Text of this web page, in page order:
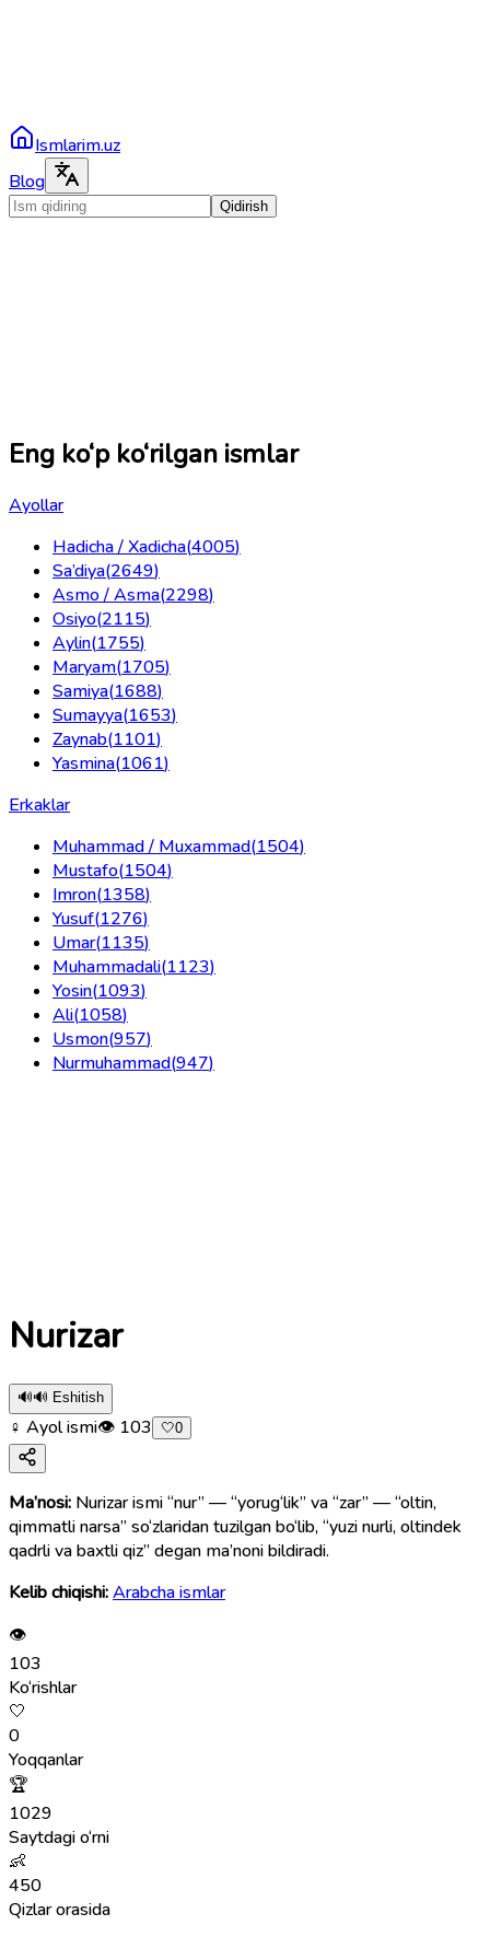
Ismlarim.uz
Blog
Qidirish
Eng ko‘p ko‘rilgan ismlar
Ayollar
Hadicha / Xadicha(4005)
Sa’diya(2649)
Asmo / Asma(2298)
Osiyo(2115)
Aylin(1755)
Maryam(1705)
Samiya(1688)
Sumayya(1653)
Zaynab(1101)
Yasmina(1061)
Erkaklar
Muhammad / Muxammad(1504)
Mustafo(1504)
Imron(1358)
Yusuf(1276)
Umar(1135)
Muhammadali(1123)
Yosin(1093)
Ali(1058)
Usmon(957)
Nurmuhammad(947)
Nurizar
🔊🔊 Eshitish
♀ Ayol ismi👁 103 🤍0
Ma’nosi: Nurizar ismi “nur” — “yorug‘lik” va “zar” — “oltin,
qimmatli narsa” so‘zlaridan tuzilgan bo‘lib, “yuzi nurli, oltindek
qadrli va baxtli qiz” degan ma’noni bildiradi.
Kelib chiqishi:Arabcha ismlar
👁
103
Ko‘rishlar
🤍
0
Yoqqanlar
🏆
1029
Saytdagi o‘rni
👶
450
Qizlar orasida